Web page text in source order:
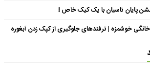
پایان تاسیان با یک کیک خاص !
خوشمزه | ترفندهای جلوگیری از کپک زدن آبغوره